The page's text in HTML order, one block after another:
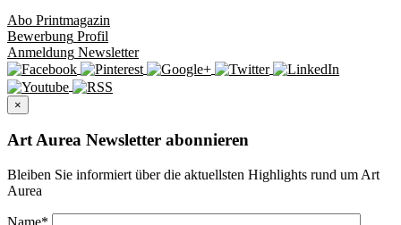
Abo Printmagazin
Bewerbung Profil
Anmeldung Newsletter
×
Art Aurea Newsletter abonnieren
Bleiben Sie informiert über die aktuellsten Highlights rund um Art
Aurea
Name*